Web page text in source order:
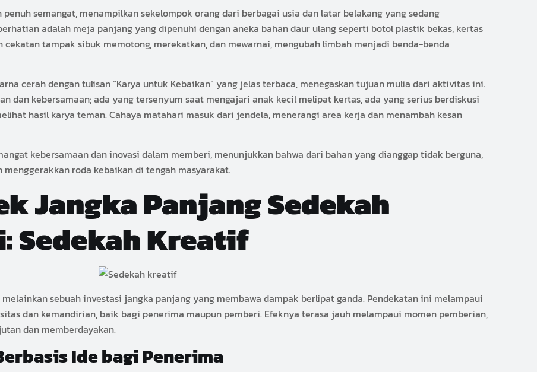
semangat, menampilkan sekelompok orang dari berbagai usia dan latar belakang yang sedang
adalah meja panjang yang dipenuhi dengan aneka bahan daur ulang seperti botol plastik bekas, kertas
cekatan tampak sibuk memotong, merekatkan, dan mewarnai, mengubah limbah menjadi benda-benda
cerah dengan tulisan “Karya untuk Kebaikan” yang jelas terbaca, menegaskan tujuan mulia dari aktivitas ini.
dan kebersamaan; ada yang tersenyum saat mengajari anak kecil melipat kertas, ada yang serius berdiskusi
hasil karya teman. Cahaya matahari masuk dari jendela, menerangi area kerja dan menambah kesan
kebersamaan dan inovasi dalam memberi, menunjukkan bahwa dari bahan yang dianggap tidak berguna,
roda kebaikan di tengah masyarakat.
Jangka Panjang Sedekah
Sedekah Kreatif
sebuah investasi jangka panjang yang membawa dampak berlipat ganda. Pendekatan ini melampaui
dan kemandirian, baik bagi penerima maupun pemberi. Efeknya terasa jauh melampaui momen pemberian,
dan memberdayakan.
Ide bagi Penerima